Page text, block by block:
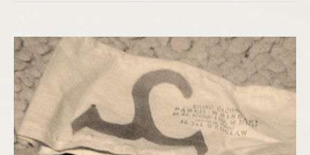
Opaska
Solidarności
Walczącej